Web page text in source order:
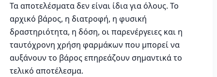
Τα αποτελέσματα δεν είναι ίδια για όλους. Το
αρχικό βάρος, η διατροφή, η φυσική
δραστηριότητα, η δόση, οι παρενέργειες και η
ταυτόχρονη χρήση φαρμάκων που μπορεί να
αυξάνουν το βάρος επηρεάζουν σημαντικά το
τελικό αποτέλεσμα.